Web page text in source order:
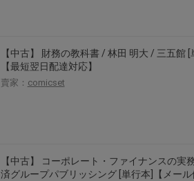
【中古】 財務の教科書 / 林田 明大 / 三五館
【最短翌日配達対応】
賣家： comicset
【中古】 コーポレート・ファイナンスの実
済グループパブリッシング [単行本]【メー